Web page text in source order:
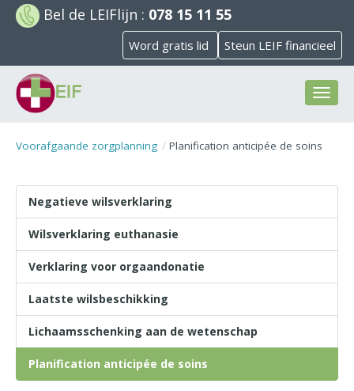
Bel de LEIFlijn : 078 15 11 55
Word gratis lid Steun LEIF financieel
Voorafgaande zorgplanning Planification anticipée de soins
Negatieve wilsverklaring
Wilsverklaring euthanasie
Verklaring voor orgaandonatie
Laatste wilsbeschikking
Lichaamsschenking aan de wetenschap
Planification anticipée de soins